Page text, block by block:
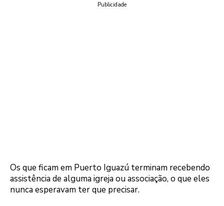
Publicidade
Os que ficam em Puerto Iguazú terminam recebendo
assistência de alguma igreja ou associação, o que eles
nunca esperavam ter que precisar.